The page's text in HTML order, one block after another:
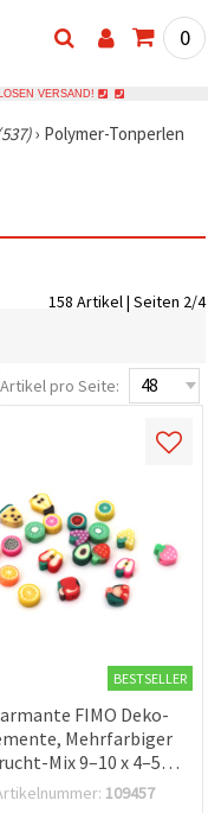
0
VERSAND!
› Polymer-Tonperlen
158 Artikel | Seiten 2/4
Artikel pro Seite:
BESTSELLER
FIMO Deko-
Mehrfarbiger
Mix 9–10 x 4–5
Loch: 2 mm – Ideal
109457